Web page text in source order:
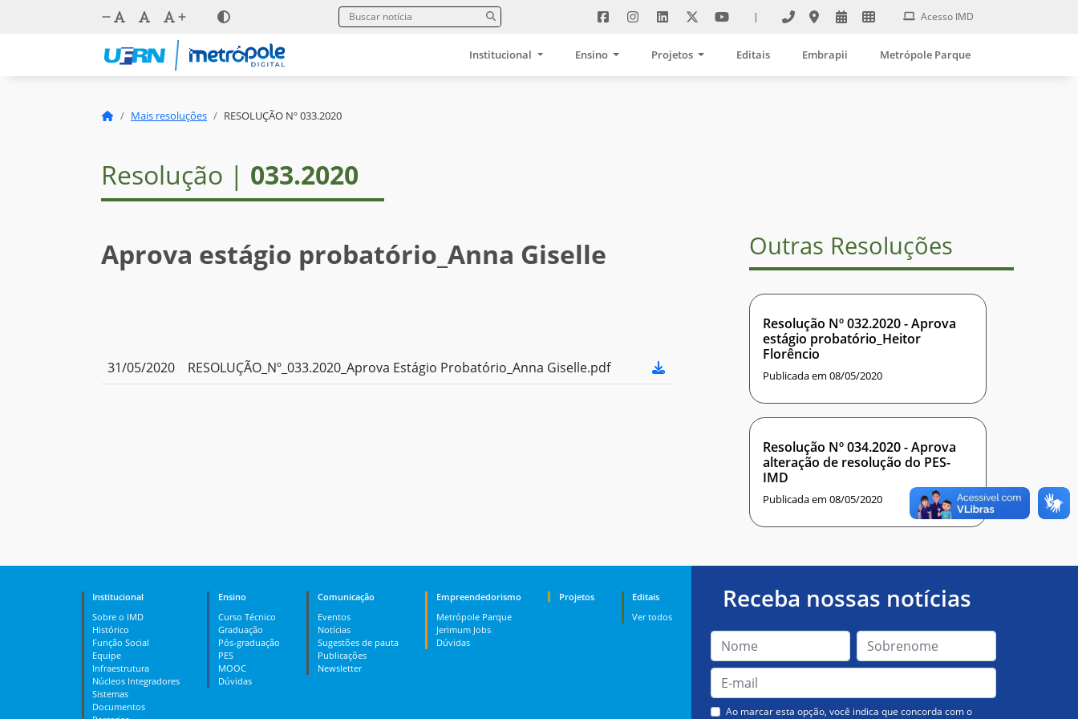
| Acesso IMD
Institucional Ensino Projetos Editais Embrapii Metrópole Parque
Mais resoluções RESOLUÇÃO Nº 033.2020
Resolução | 033.2020
Aprova estágio probatório_Anna Giselle
31/05/2020 RESOLUÇÃO_Nº_033.2020_Aprova Estágio Probatório_Anna Giselle.pdf
Outras Resoluções
Resolução Nº 032.2020 - Aprova
estágio probatório_Heitor
Florêncio
Publicada em 08/05/2020
Resolução Nº 034.2020 - Aprova
alteração de resolução do PES-
IMD
Publicada em 08/05/2020
Institucional
Sobre o IMD
Histórico
Função Social
Equipe
Infraestrutura
Núcleos Integradores
Sistemas
Documentos
Ensino
Curso Técnico
Graduação
Pós-graduação
PES
MOOC
Dúvidas
Comunicação
Eventos
Notícias
Sugestões de pauta
Publicações
Newsletter
Empreendedorismo
Metrópole Parque
Jerimum Jobs
Dúvidas
Projetos
Editais
Ver todos
Receba nossas notícias
Ao marcar esta opção, você indica que concorda com o